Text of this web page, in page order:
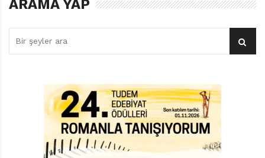
Kuş gözlemciliği, mizah dergisi çıkarmak, ev ortamında
yapılabilecek deneyler tasarlamak, mutfakta yeni
mesleklere pek çok konuda yönlendirici tavsiyeler
içeriyor, Karamuti’nin hazırladığı 21 adım.
ARAMA YAP